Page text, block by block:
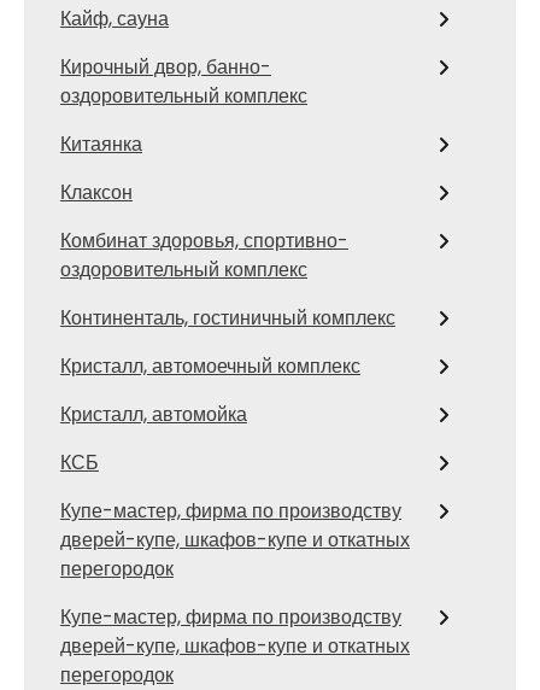
Кайф, сауна
Кирочный двор, банно-
оздоровительный комплекс
Китаянка
Клаксон
Комбинат здоровья, спортивно-
оздоровительный комплекс
Континенталь, гостиничный комплекс
Кристалл, автомоечный комплекс
Кристалл, автомойка
КСБ
Купе-мастер, фирма по производству
дверей-купе, шкафов-купе и откатных
перегородок
Купе-мастер, фирма по производству
дверей-купе, шкафов-купе и откатных
перегородок